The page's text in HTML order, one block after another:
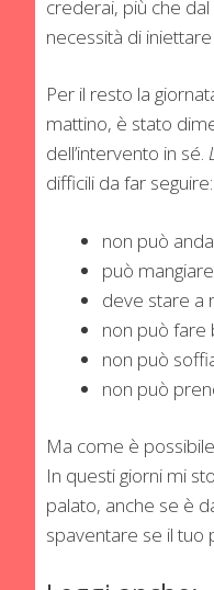
crederai, più che
necessità di
Per il resto la
mattino, è stato
dell’intervento in sé.
difficili da far seguire:
non può
può
deve stare a
non può fare
non può
non può
Ma come è
In questi giorni mi
palato, anche se è
spaventare se il tuo